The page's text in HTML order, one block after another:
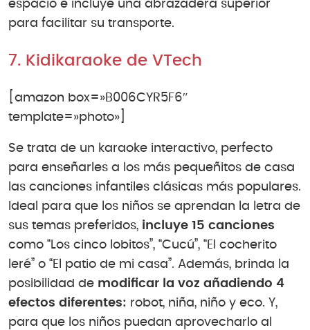
espacio e incluye una abrazadera superior
para facilitar su transporte.
7. Kidikaraoke de VTech
[amazon box=»B006CYR5F6″
template=»photo»]
Se trata de un karaoke interactivo, perfecto
para enseñarles a los más pequeñitos de casa
las canciones infantiles clásicas más populares.
Ideal para que los niños se aprendan la letra de
sus temas preferidos, incluye 15 canciones
como “Los cinco lobitos”, “Cucú”, “El cocherito
leré” o “El patio de mi casa”. Además, brinda la
posibilidad de modificar la voz añadiendo 4
efectos diferentes: robot, niña, niño y eco. Y,
para que los niños puedan aprovecharlo al